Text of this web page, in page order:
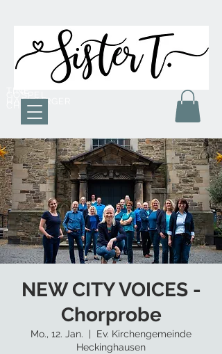
HAMBURGER
CHOR
NEW CITY VOICES -
Chorprobe
Mo., 12. Jan.
Ev. Kirchengemeinde
Heckinghausen